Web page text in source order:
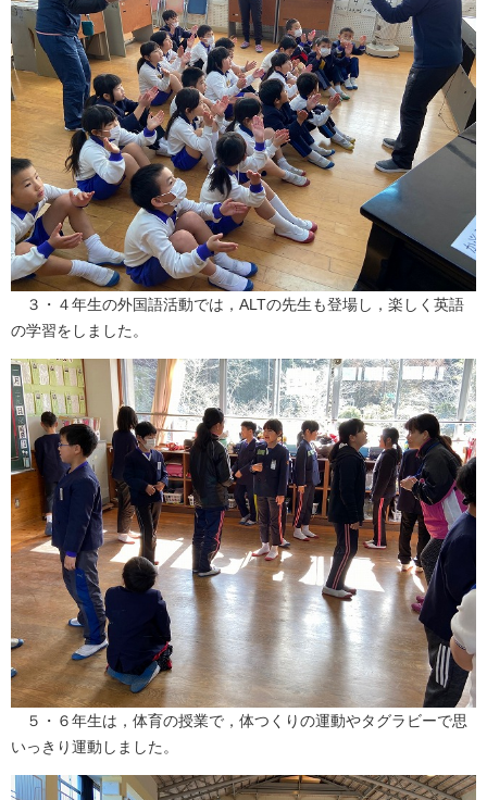
３・４年生の外国語活動では，ALTの先生も登場し，楽しく英語
の学習をしました。
５・６年生は，体育の授業で，体つくりの運動やタグラビーで思
いっきり運動しました。